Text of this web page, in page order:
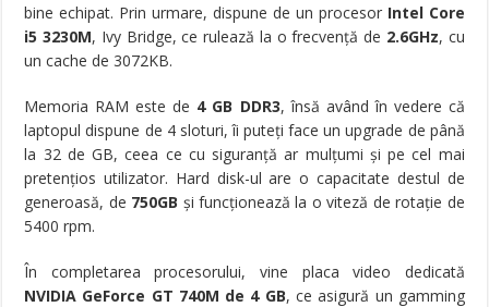
bine echipat. Prin urmare, dispune de un procesor Intel Core
i5 3230M, Ivy Bridge, ce rulează la o frecvență de 2.6GHz, cu
un cache de 3072KB.
Memoria RAM este de 4 GB DDR3, însă având în vedere că
laptopul dispune de 4 sloturi, îi puteţi face un upgrade de până
la 32 de GB, ceea ce cu siguranţă ar mulţumi şi pe cel mai
pretenţios utilizator. Hard disk-ul are o capacitate destul de
generoasă, de 750GB şi funcţionează la o viteză de rotație de
5400 rpm.
În completarea procesorului, vine placa video dedicată
NVIDIA GeForce GT 740M de 4 GB, ce asigură un gamming